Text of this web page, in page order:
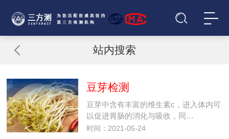
站内搜索
豆芽检测
豆芽中含有丰富的维生素c，进入体内可
以促进胃肠的消化与吸收，同…
时间：2021-05-24